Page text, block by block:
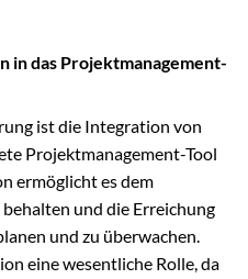
in das Projektmanagement-
ist die Integration von
Projektmanagement-Tool
ermöglicht es dem
und die Erreichung
und zu überwachen.
eine wesentliche Rolle, da